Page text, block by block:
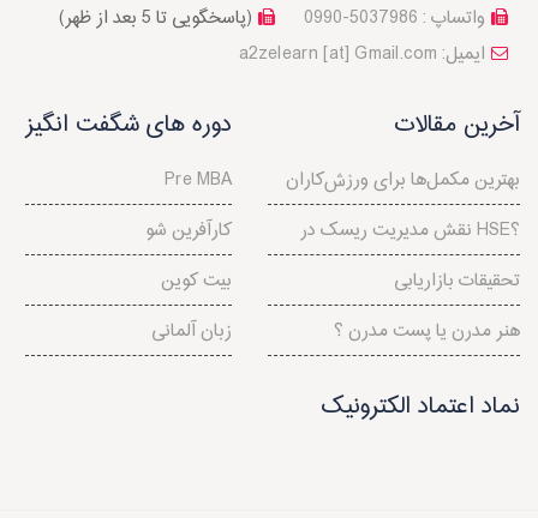
(پاسخگویی تا 5 بعد از ظهر)
واتساپ : 5037986-0990
a2zelearn [at] Gmail.com :ایمیل
آخرین مقالات
بهترین مکمل‌ها برای ورزش‌کاران
نقش مدیریت ریسک در HSE؟
تحقیقات بازاریابی
هنر مدرن یا پست مدرن ؟
دوره های شگفت انگیز
Pre MBA
کارآفرین شو
بیت کوین
زبان آلمانی
نماد اعتماد الکترونیک